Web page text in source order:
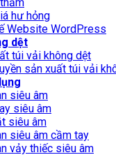
hư hỏng
Website WordPress
dệt
túi vải không dệt
sản xuất túi vải
siêu âm
siêu âm
siêu âm
siêu âm cầm tay
vảy thiếc siêu âm